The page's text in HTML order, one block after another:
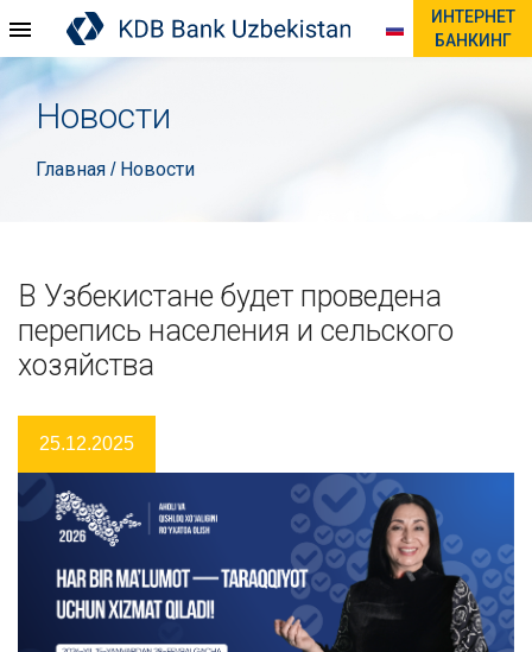
ИНТЕРНЕТ
БАНКИНГ
Новости
Главная / Новости
В Узбекистане будет проведена
перепись населения и сельского
хозяйства
25.12.2025